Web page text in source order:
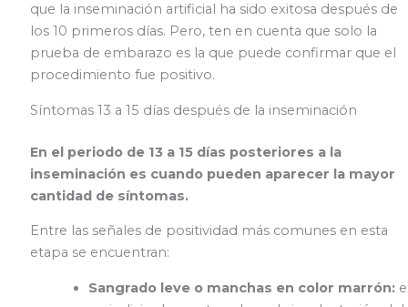
que la inseminación artificial ha sido exitosa después de
los 10 primeros días. Pero, ten en cuenta que solo la
prueba de embarazo es la que puede confirmar que el
procedimiento fue positivo.
Síntomas 13 a 15 días después de la inseminación
En el periodo de 13 a 15 días posteriores a la
inseminación es cuando pueden aparecer la mayor
cantidad de síntomas.
Entre las señales de positividad más comunes en esta
etapa se encuentran:
Sangrado leve o manchas en color marrón: